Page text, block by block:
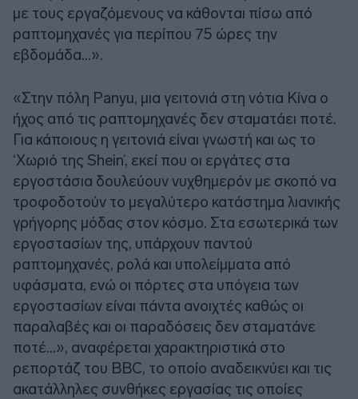
με τους εργαζόμενους να κάθονται πίσω από
ραπτομηχανές για περίπου 75 ώρες την
εβδομάδα…».
«Στην πόλη Panyu, μια γειτονιά στη νότια Κίνα ο
ήχος από τις ραπτομηχανές δεν σταματάει ποτέ.
Για κάποιους η γειτονιά είναι γνωστή και ως το
‘Χωριό της Shein’, εκεί που οι εργάτες στα
εργοστάσια δουλεύουν νυχθημερόν με σκοπό να
τροφοδοτούν το μεγαλύτερο κατάστημα λιανικής
γρήγορης μόδας στον κόσμο. Στα εσωτερικά των
εργοστασίων της, υπάρχουν παντού
ραπτομηχανές, ρολά και υπολείμματα από
υφάσματα, ενώ οι πόρτες στα υπόγεια των
εργοστασίων είναι πάντα ανοιχτές καθώς οι
παραλαβές και οι παραδόσεις δεν σταματάνε
ποτέ…», αναφέρεται χαρακτηριστικά στο
ρεπορτάζ του BBC, το οποίο αναδεικνύει και τις
ακατάλληλες συνθήκες εργασίας τις οποίες